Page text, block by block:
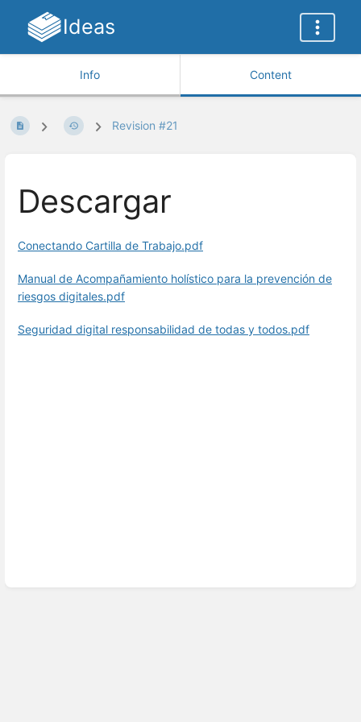
Ideas
Info Content
Revision #21
Descargar
Conectando Cartilla de Trabajo.pdf
Manual de Acompañamiento holístico para la prevención de
riesgos digitales.pdf
Seguridad digital responsabilidad de todas y todos.pdf